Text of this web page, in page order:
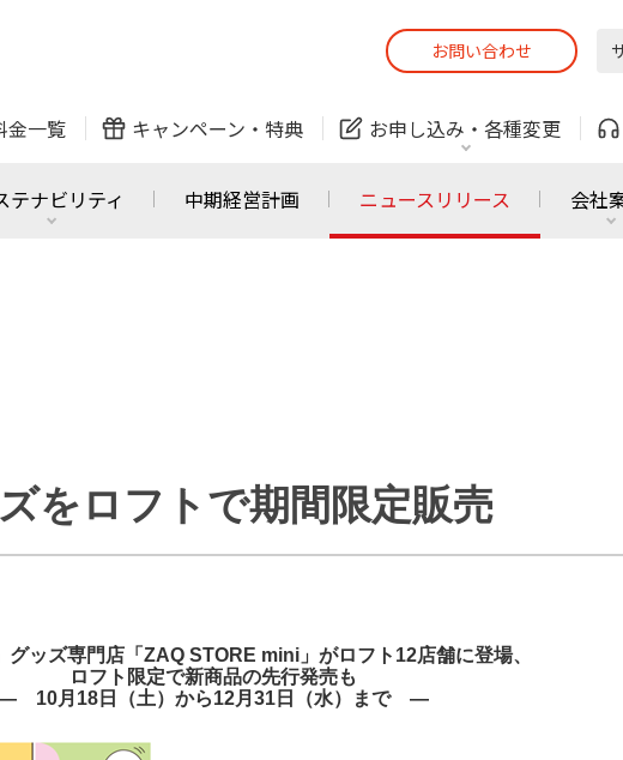
お問い合わせ
金一覧 キャンペーン・ 特典 お申し込み・ 各種変更
ちサポート
ブックス
各種お手続き
加入特典
でんき 固定電話
防犯カメラ
法人
テナビリティ 中期経営計画 ニュースリリース 会社
をロフトで期間限定販売
グッズ専門店「ZAQ STORE mini」がロフト12店舗に登場、
ロフト限定で新商品の先行発売も
10月18日（土）から12月31日（水）まで ―